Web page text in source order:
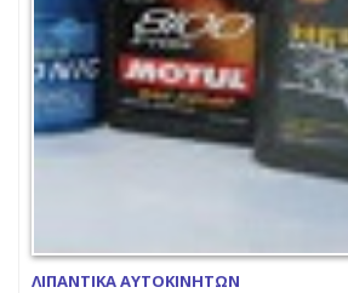
ΛΙΠΑΝΤΙΚΑ ΑΥΤΟΚΙΝΗΤΩΝ